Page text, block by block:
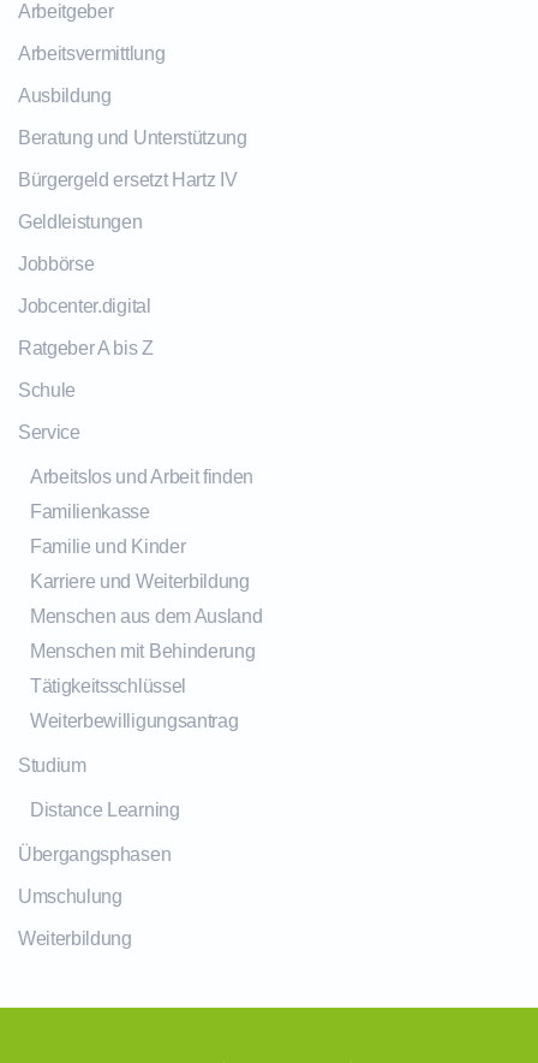
Arbeitgeber
Arbeitsvermittlung
Ausbildung
Beratung und Unterstützung
Bürgergeld ersetzt Hartz IV
Geldleistungen
Jobbörse
Jobcenter.digital
Ratgeber A bis Z
Schule
Service
Arbeitslos und Arbeit finden
Familienkasse
Familie und Kinder
Karriere und Weiterbildung
Menschen aus dem Ausland
Menschen mit Behinderung
Tätigkeitsschlüssel
Weiterbewilligungsantrag
Studium
Distance Learning
Übergangsphasen
Umschulung
Weiterbildung